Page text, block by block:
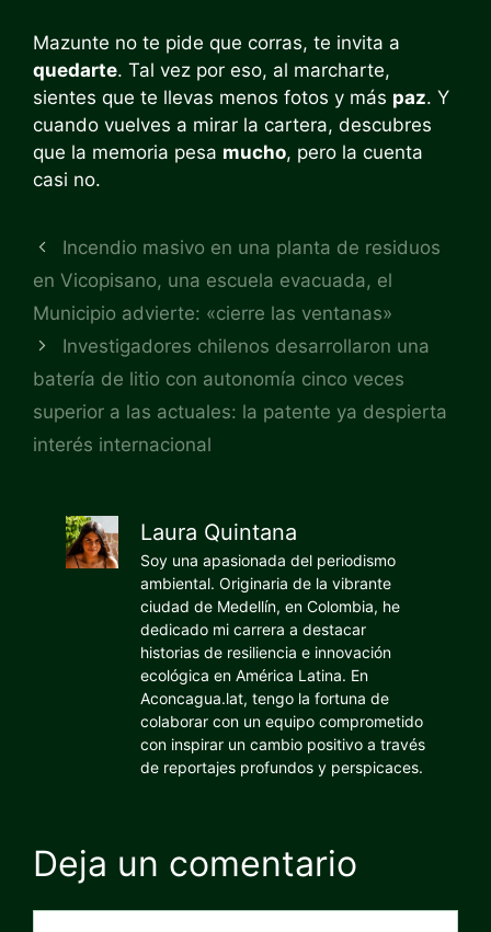
Mazunte no te pide que corras, te invita a
quedarte. Tal vez por eso, al marcharte,
sientes que te llevas menos fotos y más paz. Y
cuando vuelves a mirar la cartera, descubres
que la memoria pesa mucho, pero la cuenta
casi no.
Incendio masivo en una planta de residuos
en Vicopisano, una escuela evacuada, el
Municipio advierte: «cierre las ventanas»
Investigadores chilenos desarrollaron una
batería de litio con autonomía cinco veces
superior a las actuales: la patente ya despierta
interés internacional
Laura Quintana
Soy una apasionada del periodismo
ambiental. Originaria de la vibrante
ciudad de Medellín, en Colombia, he
dedicado mi carrera a destacar
historias de resiliencia e innovación
ecológica en América Latina. En
Aconcagua.lat, tengo la fortuna de
colaborar con un equipo comprometido
con inspirar un cambio positivo a través
de reportajes profundos y perspicaces.
Deja un comentario